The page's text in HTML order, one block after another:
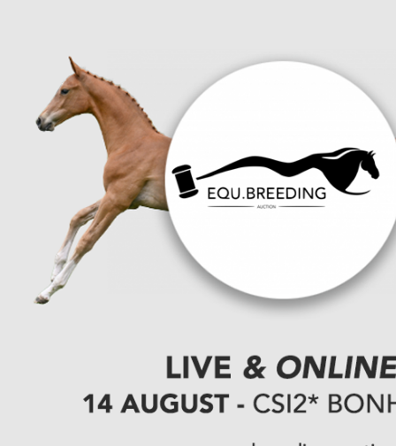
You Ride it We Write it, Equestrian news